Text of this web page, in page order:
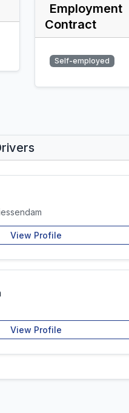
Employment
Contract
Self-employed
View Profile
View Profile